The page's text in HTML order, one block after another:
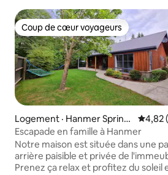
Coup de cœur voyageurs
Coup de cœur voyageurs
Logement · Hanmer Spring
s
Note
4,82
Escapade en famille à Hanmer
Notre maison est située dans une
arrière paisible et privée de
Prenez ça relax et profitez du soleil